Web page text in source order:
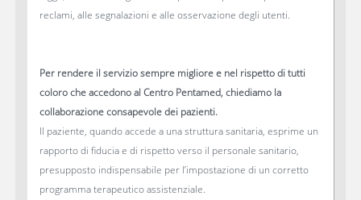
reclami, alle segnalazioni e alle osservazione degli utenti.
Per rendere il servizio sempre migliore e nel rispetto di tutti
coloro che accedono al Centro Pentamed, chiediamo la
collaborazione consapevole dei pazienti.
Il paziente, quando accede a una struttura sanitaria, esprime un
rapporto di fiducia e di rispetto verso il personale sanitario,
presupposto indispensabile per l’impostazione di un corretto
programma terapeutico assistenziale.